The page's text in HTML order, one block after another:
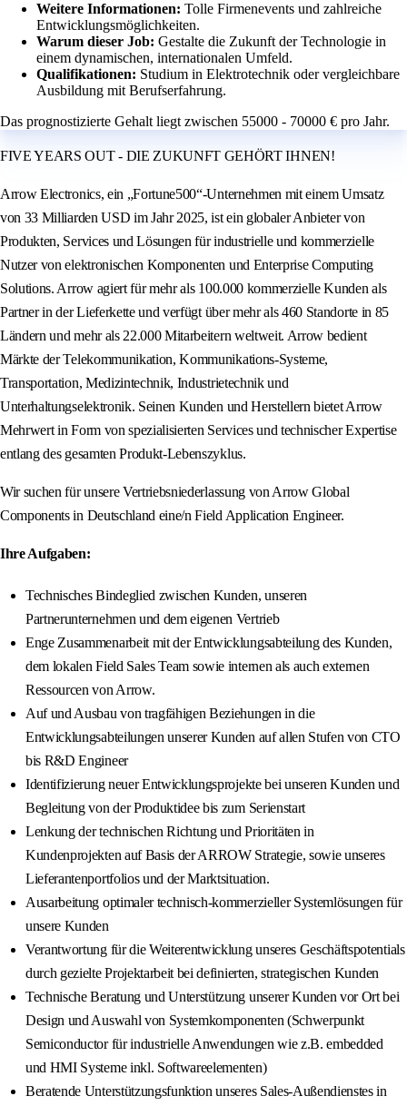
Weitere Informationen: Tolle Firmenevents und zahlreiche
Entwicklungsmöglichkeiten.
Warum dieser Job: Gestalte die Zukunft der Technologie in
einem dynamischen, internationalen Umfeld.
Qualifikationen: Studium in Elektrotechnik oder vergleichbare
Ausbildung mit Berufserfahrung.
Das prognostizierte Gehalt liegt zwischen 55000 - 70000 € pro Jahr.
FIVE YEARS OUT - DIE ZUKUNFT GEHÖRT IHNEN!
Arrow Electronics, ein „Fortune500“-Unternehmen mit einem Umsatz
von 33 Milliarden USD im Jahr 2025, ist ein globaler Anbieter von
Produkten, Services und Lösungen für industrielle und kommerzielle
Nutzer von elektronischen Komponenten und Enterprise Computing
Solutions. Arrow agiert für mehr als 100.000 kommerzielle Kunden als
Partner in der Lieferkette und verfügt über mehr als 460 Standorte in 85
Ländern und mehr als 22.000 Mitarbeitern weltweit. Arrow bedient
Märkte der Telekommunikation, Kommunikations-Systeme,
Transportation, Medizintechnik, Industrietechnik und
Unterhaltungselektronik. Seinen Kunden und Herstellern bietet Arrow
Mehrwert in Form von spezialisierten Services und technischer Expertise
entlang des gesamten Produkt-Lebenszyklus.
Wir suchen für unsere Vertriebsniederlassung von Arrow Global
Components in Deutschland eine/n Field Application Engineer.
Ihre Aufgaben:
Technisches Bindeglied zwischen Kunden, unseren
Partnerunternehmen und dem eigenen Vertrieb
Enge Zusammenarbeit mit der Entwicklungsabteilung des Kunden,
dem lokalen Field Sales Team sowie internen als auch externen
Ressourcen von Arrow.
Auf und Ausbau von tragfähigen Beziehungen in die
Entwicklungsabteilungen unserer Kunden auf allen Stufen von CTO
bis R&D Engineer
Identifizierung neuer Entwicklungsprojekte bei unseren Kunden und
Begleitung von der Produktidee bis zum Serienstart
Lenkung der technischen Richtung und Prioritäten in
Kundenprojekten auf Basis der ARROW Strategie, sowie unseres
Lieferantenportfolios und der Marktsituation.
Ausarbeitung optimaler technisch-kommerzieller Systemlösungen für
unsere Kunden
Verantwortung für die Weiterentwicklung unseres Geschäftspotentials
durch gezielte Projektarbeit bei definierten, strategischen Kunden
Technische Beratung und Unterstützung unserer Kunden vor Ort bei
Design und Auswahl von Systemkomponenten (Schwerpunkt
Semiconductor für industrielle Anwendungen wie z.B. embedded
und HMI Systeme inkl. Softwareelementen)
Beratende Unterstützungsfunktion unseres Sales-Außendienstes in